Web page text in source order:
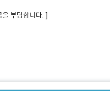
부담합니다. ]
2명을 모집하고 있습니다.